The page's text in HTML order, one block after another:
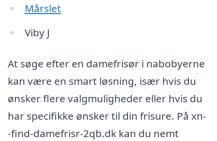
Mårslet
Viby J
At søge efter en damefrisør i nabobyerne
kan være en smart løsning, især hvis du
ønsker flere valgmuligheder eller hvis du
har specifikke ønsker til din frisure. På xn-
-find-damefrisr-2qb.dk kan du nemt